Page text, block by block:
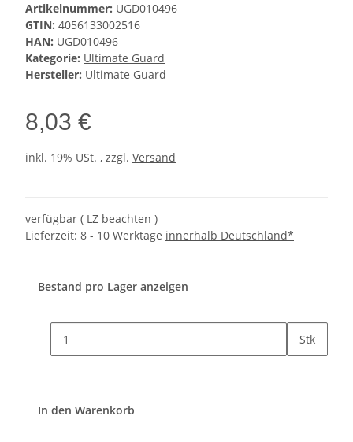
Artikelnummer: UGD010496
GTIN: 4056133002516
HAN: UGD010496
Kategorie: Ultimate Guard
Hersteller: Ultimate Guard
8,03 €
inkl. 19% USt. , zzgl. Versand
verfügbar ( LZ beachten )
Lieferzeit: 8 - 10 Werktage innerhalb Deutschland*
Bestand pro Lager anzeigen
Stk
In den Warenkorb